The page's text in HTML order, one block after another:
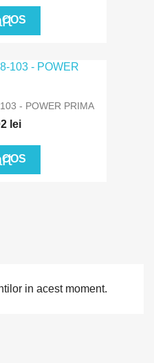
- POWER PRIMA
lei
in acest moment.